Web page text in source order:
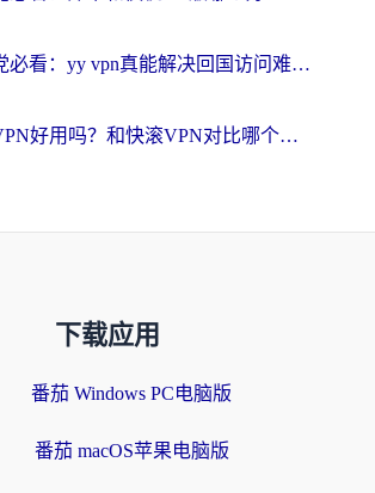
海外党必看：yy vpn真能解决回国访问难题？附云极initap测评+免费方案对比
穿梭VPN好用吗？和快滚VPN对比哪个回国效果更好？海外党选回国加速器必看指南
下载应用
番茄 Windows PC电脑版
番茄 macOS苹果电脑版